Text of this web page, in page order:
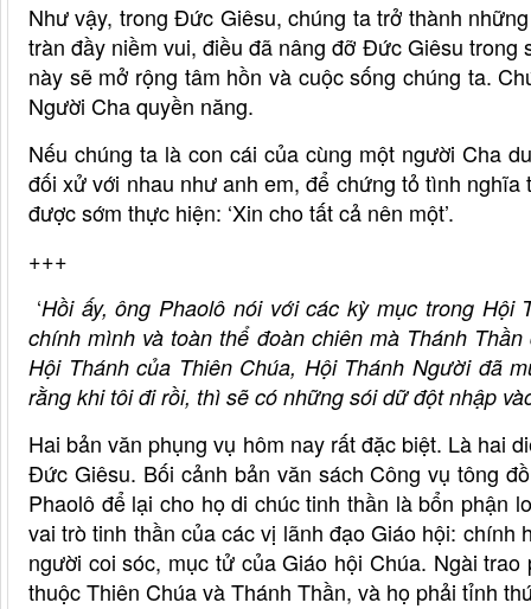
Như vậy, trong Đức Giêsu, chúng ta trở thành
tràn đầy niềm vui, điều đã nâng đỡ Đức Giêsu
này sẽ mở rộng tâm hồn và cuộc sống chúng ta.
Người Cha quyền năng.
Nếu chúng ta là con cái của cùng một người Cha
đối xử với nhau như anh em, để chứng tỏ tình
được sớm thực hiện: ‘Xin cho tất cả nên một’.
+++
‘Hồi ấy, ông Phaolô nói với các kỳ mục trong Hội
chính mình và toàn thể đoàn chiên mà Thánh
Hội Thánh của Thiên Chúa, Hội Thánh Người đã
rằng khi tôi đi rồi, thì sẽ có những sói dữ đột nhập
Hai bản văn phụng vụ hôm nay rất đặc biệt. Là hai
Đức Giêsu. Bối cảnh bản văn sách Công vụ tông
Phaolô để lại cho họ di chúc tinh thần là bổn phận
vai trò tinh thần của các vị lãnh đạo Giáo hội:
người coi sóc, mục tử của Giáo hội Chúa. Ngài
thuộc Thiên Chúa và Thánh Thần, và họ phải tỉnh